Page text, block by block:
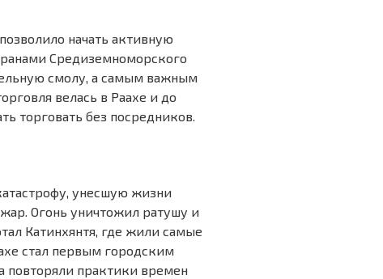
начать активную
Средиземноморского
смолу, а самым важным
велась в Раахе и до
торговать без посредников.
унесшую жизни
Огонь уничтожил ратушу и
Катинхянтя, где жили самые
стал первым городским
практики времен